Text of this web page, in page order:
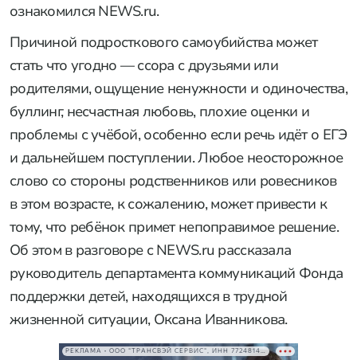
ознакомился NEWS.ru.
Причиной подросткового самоубийства может
стать что угодно — ссора с друзьями или
родителями, ощущение ненужности и одиночества,
буллинг, несчастная любовь, плохие оценки и
проблемы с учёбой, особенно если речь идёт о ЕГЭ
и дальнейшем поступлении. Любое неосторожное
слово со стороны родственников или ровесников
в этом возрасте, к сожалению, может привести к
тому, что ребёнок примет непоправимое решение.
Об этом в разговоре с NEWS.ru рассказала
руководитель департамента коммуникаций Фонда
поддержки детей, находящихся в трудной
жизненной ситуации, Оксана Иванникова.
РЕКЛАМА • ООО "ТРАНСВЭЙ СЕРВИС", ИНН 7724814198